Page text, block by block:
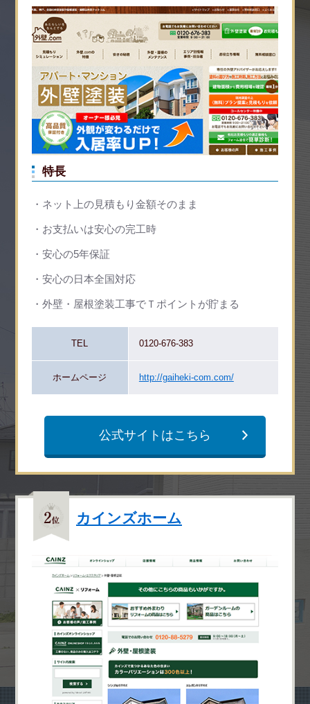
特長
ネット上の見積もり金額そのまま
お支払いは安心の完工時
安心の5年保証
安心の日本全国対応
外壁・屋根塗装工事でＴポイントが貯まる
TEL 0120-676-383
ホームページ http://gaiheki-com.com/
公式サイトはこちら
カインズホーム